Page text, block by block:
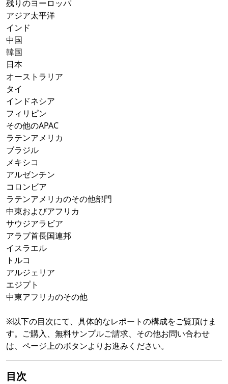
残りのヨーロッパ
アジア太平洋
インド
中国
韓国
日本
オーストラリア
タイ
インドネシア
フィリピン
その他のAPAC
ラテンアメリカ
ブラジル
メキシコ
アルゼンチン
コロンビア
ラテンアメリカのその他部門
中東およびアフリカ
サウジアラビア
アラブ首長国連邦
イスラエル
トルコ
アルジェリア
エジプト
中東アフリカのその他
※以下の目次にて、具体的なレポートの構成をご覧頂けま
す。ご購入、無料サンプルご請求、その他お問い合わせ
は、ページ上のボタンよりお進みください。
目次